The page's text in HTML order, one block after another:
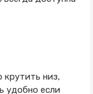
крутить низ,
удобно если